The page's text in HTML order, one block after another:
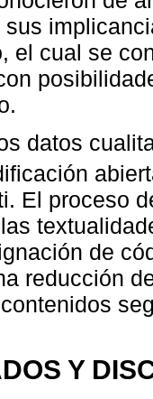
el cual se
datos
El proceso
de
reducción
Y